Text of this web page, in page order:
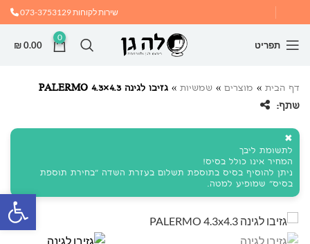
שירות לקוחות073-3753129
תפריט
0
₪0.00
דף הבית » מוצרים » שמשיות » גזיבו לגינה PALERMO 4.3×4.3
שתף:
✖
לתשומת ליבך
המחיר אינו כולל בסיס!
ניתן להוסיף בסיס בתוספת תשלום בעזרת השדה "בחירת תוספת
בסיס" שמופיע למטה.